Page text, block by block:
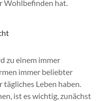
Wohlbefinden hat.
zu einem immer
immer beliebter
Leben haben.
ist es wichtig, zunächst